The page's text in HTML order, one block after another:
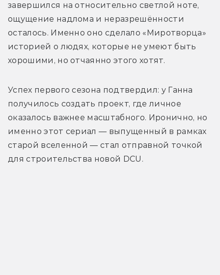
завершился на относительно светлой ноте,
ощущение надлома и неразрешённости
осталось. Именно оно сделало «Миротворца»
историей о людях, которые не умеют быть
хорошими, но отчаянно этого хотят.
Успех первого сезона подтвердил: у Ганна
получилось создать проект, где личное
оказалось важнее масштабного. Иронично, но
именно этот сериал — выпущенный в рамках
старой вселенной — стал отправной точкой
для строительства новой DCU.